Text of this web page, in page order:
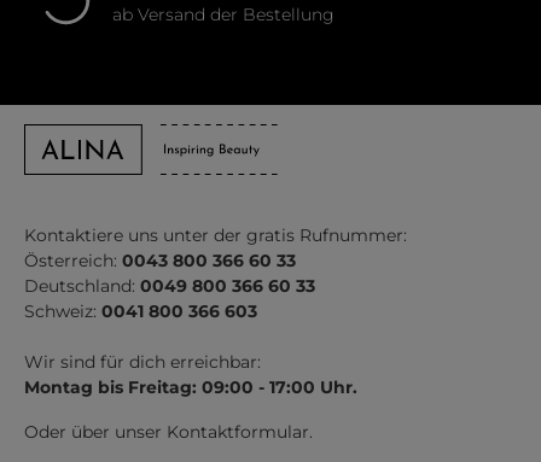
ab Versand der Bestellung
Kontaktiere uns unter der gratis Rufnummer:
Österreich: 0043 800 366 60 33
Deutschland: 0049 800 366 60 33
Schweiz: 0041 800 366 603
Wir sind für dich erreichbar:
Montag bis Freitag: 09:00 - 17:00 Uhr.
Oder über unser Kontaktformular.